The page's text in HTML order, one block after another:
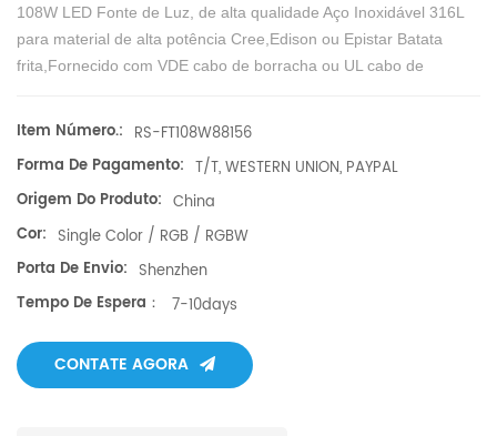
108W LED Fonte de Luz, de alta qualidade Aço Inoxidável 316L
para material de alta potência Cree,Edison ou Epistar Batata
frita,Fornecido com VDE cabo de borracha ou UL cabo de
Item Número.: RS-FT108W88156
Forma De Pagamento: T/T, WESTERN UNION, PAYPAL
Origem Do Produto: China
Cor: Single Color / RGB / RGBW
Porta De Envio: Shenzhen
Tempo De Espera：
7-10days
CONTATE AGORA